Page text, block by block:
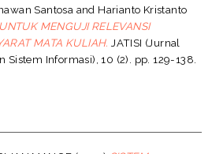
Santosa and Harianto Kristanto
MENGUJI RELEVANSI
MATA KULIAH. JATISI (Jurnal
Sistem Informasi), 10 (2). pp. 129-138.